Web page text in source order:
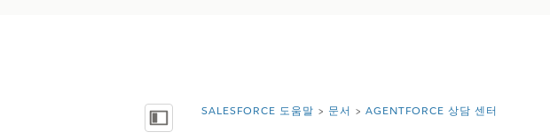
목차 표시 위치:
SALESFORCE 도움말 문서 AGENTFORCE 상담 센터